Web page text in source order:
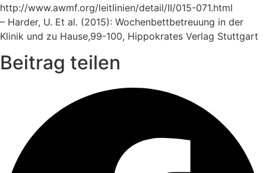
http://www.awmf.org/leitlinien/detail/II/015-071.html
– Harder, U. Et al. (2015): Wochenbettbetreuung in der
Klinik und zu Hause,99-100, Hippokrates Verlag Stuttgart
Beitrag teilen